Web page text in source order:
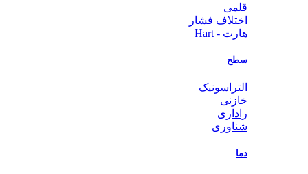
قلمی
اختلاف فشار
هارت - Hart
سطح
التراسونیک
خازنی
راداری
شناوری
دما